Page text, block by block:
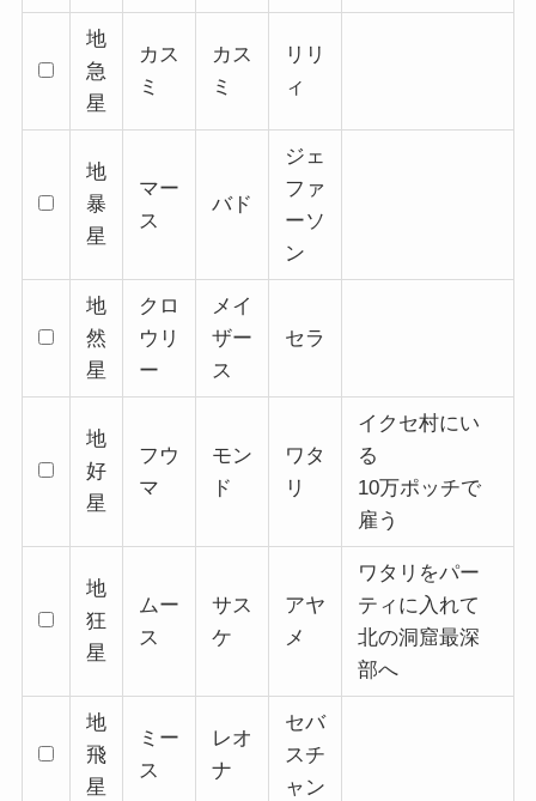
地
急
星
カス
ミ
カス
ミ
リリ
ィ
地
暴
星
マー
ス
バド
ジェ
ファ
ーソ
ン
地
然
星
クロ
ウリ
ー
メイ
ザー
ス
セラ
地
好
星
フウ
マ
モン
ド
ワタ
リ
イクセ村にい
る
10万ポッチで
雇う
地
狂
星
ムー
ス
サス
ケ
アヤ
メ
ワタリをパー
ティに入れて
北の洞窟最深
部へ
地
飛
星
ミー
ス
レオ
ナ
セバ
スチ
ャン